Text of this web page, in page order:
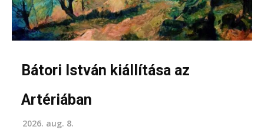
Bátori István kiállítása az
Artériában
2026. aug. 8.